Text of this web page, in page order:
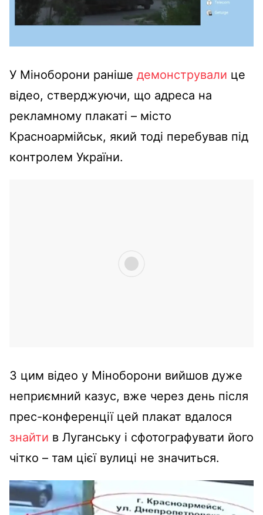
У Міноборони раніше демонстрували це
відео, стверджуючи, що адреса на
рекламному плакаті – місто
Красноармійськ, який тоді перебував під
контролем України.
З цим відео у Міноборони вийшов дуже
неприємний казус, вже через день після
прес-конференції цей плакат вдалося
знайти в Луганську і сфотографувати його
чітко – там цієї вулиці не значиться.